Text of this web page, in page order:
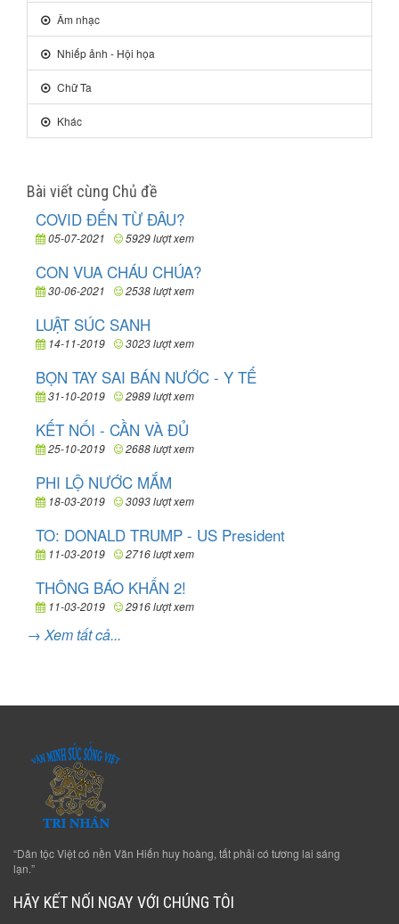
Âm nhạc
Nhiếp ảnh - Hội họa
Chữ Ta
Khác
Bài viết cùng Chủ đề
COVID ĐẾN TỪ ĐÂU?
05-07-2021 5929 lượt xem
CON VUA CHÁU CHÚA?
30-06-2021 2538 lượt xem
LUẬT SÚC SANH
14-11-2019 3023 lượt xem
BỌN TAY SAI BÁN NƯỚC - Y TẾ
31-10-2019 2989 lượt xem
KẾT NỐI - CẦN VÀ ĐỦ
25-10-2019 2688 lượt xem
PHI LỘ NƯỚC MẮM
18-03-2019 3093 lượt xem
TO: DONALD TRUMP - US President
11-03-2019 2716 lượt xem
THÔNG BÁO KHẨN 2!
11-03-2019 2916 lượt xem
→ Xem tất cả...
“Dân tộc Việt có nền Văn Hiến huy hoàng, tất phải có tương lai sáng
lạn.”
HÃY KẾT NỐI NGAY VỚI CHÚNG TÔI